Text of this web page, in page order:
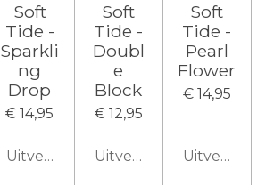
Soft
Tide -
Sparkli
ng
Drop
€ 14,95
Uitverkocht
Soft
Tide -
Doubl
e
Block
€ 12,95
Uitverkocht
Soft
Tide -
Pearl
Flower
€ 14,95
Uitverkocht